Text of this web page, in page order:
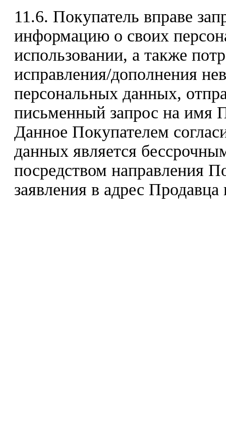
11.6. Покупатель вправе
информацию о своих
использовании, а также
исправления/дополнения
персональных данных,
письменный запрос на имя
Данное Покупателем
данных является
посредством направления
заявления в адрес